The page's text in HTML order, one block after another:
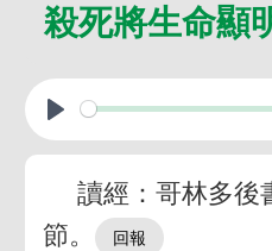
殺死將生命顯
讀經：哥林多後
節。